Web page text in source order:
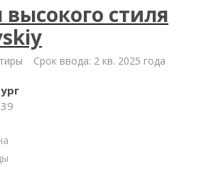
стиля
Срок ввода: 2 кв. 2025 года